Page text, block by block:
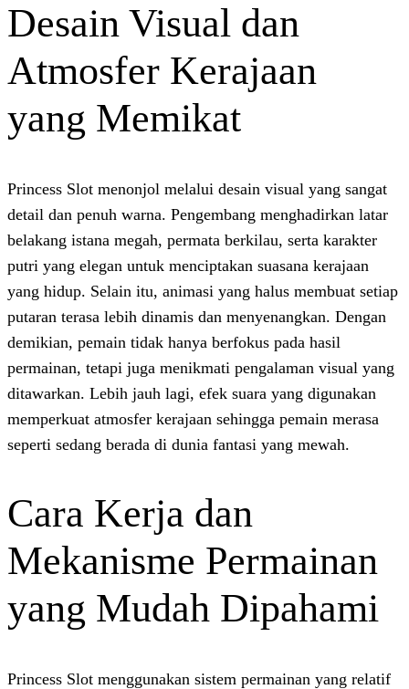
Desain Visual
Atmosfer
yang Memikat
Princess Slot menonjol melalui desain
detail dan penuh warna. Pengembang
belakang istana megah, permata berkilau,
putri yang elegan untuk menciptakan
yang hidup. Selain itu, animasi yang
putaran terasa lebih dinamis dan
demikian, pemain tidak hanya berfokus
permainan, tetapi juga menikmati
ditawarkan. Lebih jauh lagi, efek suara
memperkuat atmosfer kerajaan sehingga
seperti sedang berada di dunia fantasi
Cara Kerja dan
Mekanisme
yang Mudah
Princess Slot menggunakan sistem